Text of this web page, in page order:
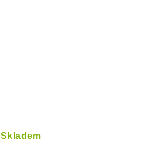
Skladem